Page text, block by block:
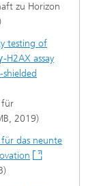
zu Horizon
testing of
assay
für
2019)
für das neunte